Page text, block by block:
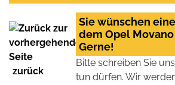
zurück
Sie wünschen
dem Opel
Gerne!
Bitte schreiben Sie
tun dürfen. Wir